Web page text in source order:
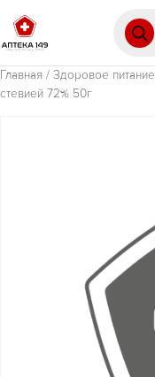
Главная / Здоровое питание
стевией 72% 50г